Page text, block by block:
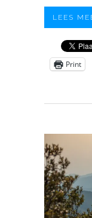
LEES
Print